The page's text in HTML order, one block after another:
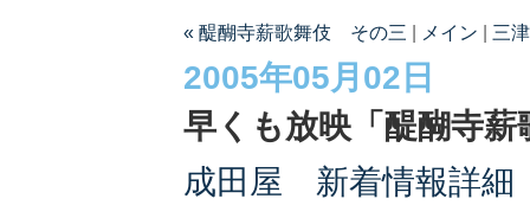
« 醍醐寺薪歌舞伎 その三 メイン 三
2005年05月02日
早くも放映「醍醐寺薪
成田屋 新着情報詳細